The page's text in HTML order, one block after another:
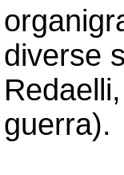
diverse
guerra).